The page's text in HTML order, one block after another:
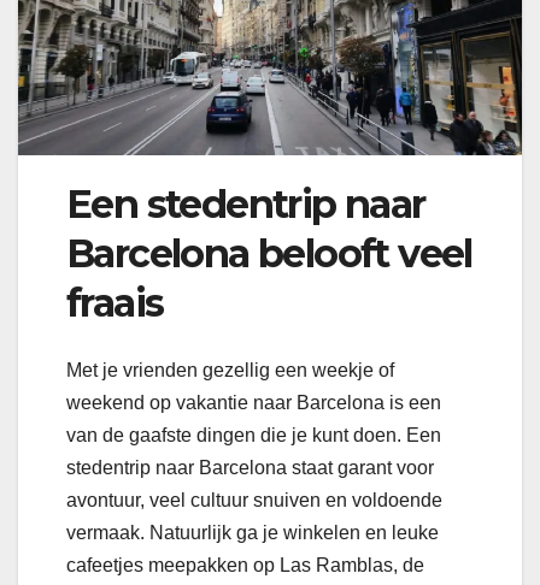
Een stedentrip naar
Barcelona belooft veel
fraais
Met je vrienden gezellig een weekje of
weekend op vakantie naar Barcelona is een
van de gaafste dingen die je kunt doen. Een
stedentrip naar Barcelona staat garant voor
avontuur, veel cultuur snuiven en voldoende
vermaak. Natuurlijk ga je winkelen en leuke
cafeetjes meepakken op Las Ramblas, de